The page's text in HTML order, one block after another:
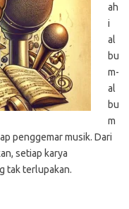
ah
i
al
bu
m-
al
bu
m
penggemar musik. Dari
setiap karya
tak terlupakan.